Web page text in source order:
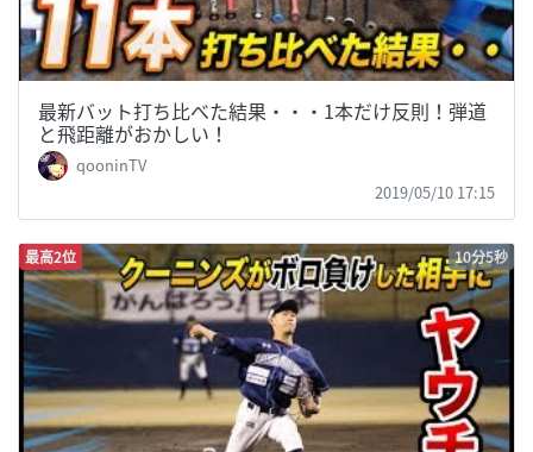
最新バット打ち比べた結果・・・1本だけ反則！弾道
と飛距離がおかしい！
qooninTV
2019/05/10 17:15
最高2位 10分5秒